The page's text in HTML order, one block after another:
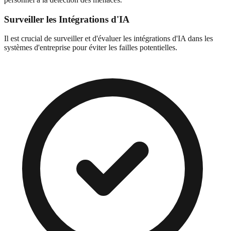
Surveiller les Intégrations d'IA
Il est crucial de surveiller et d'évaluer les intégrations d'IA dans les
systèmes d'entreprise pour éviter les failles potentielles.